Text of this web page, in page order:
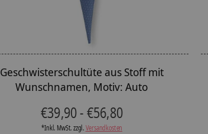
Geschwisterschultüte aus Stoff mit
Wunschnamen, Motiv: Auto
€39,90 - €56,80
*Inkl. MwSt. zzgl.Versandkosten